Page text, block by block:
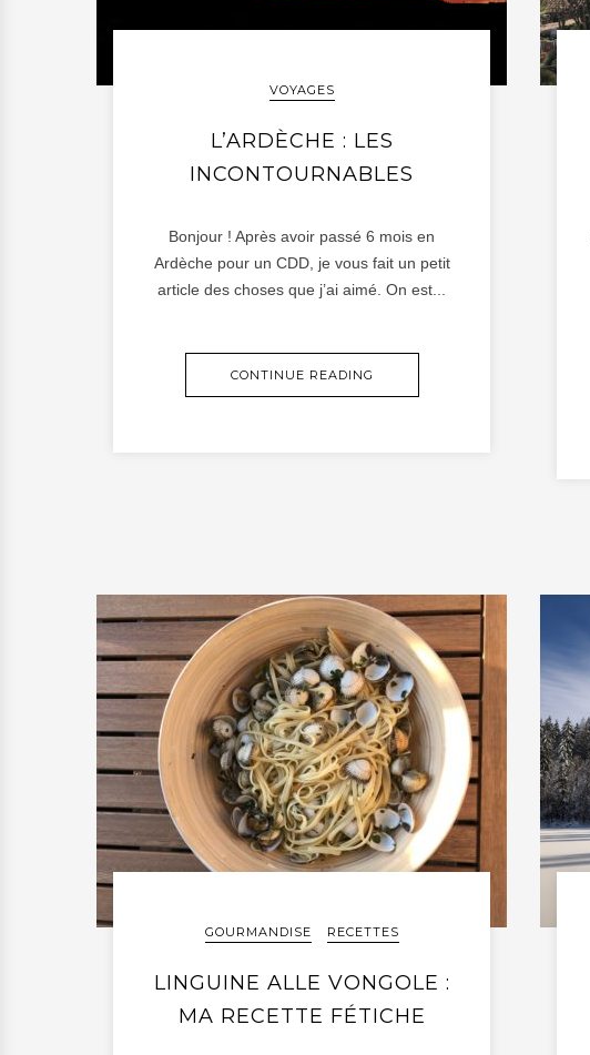
VOYAGES
L’ARDÈCHE : LES
INCONTOURNABLES
Bonjour ! Après avoir passé 6 mois en
Ardèche pour un CDD, je vous fait un petit
article des choses que j’ai aimé. On est...
CONTINUE READING
GOURMANDISE RECETTES
LINGUINE ALLE VONGOLE :
MA RECETTE FÉTICHE